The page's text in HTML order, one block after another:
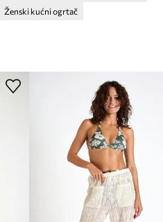
Ženski kućni ogrtač